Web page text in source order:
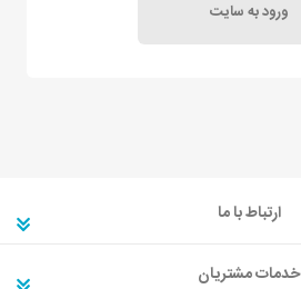
ارتباط با ما
خدمات مشتریان